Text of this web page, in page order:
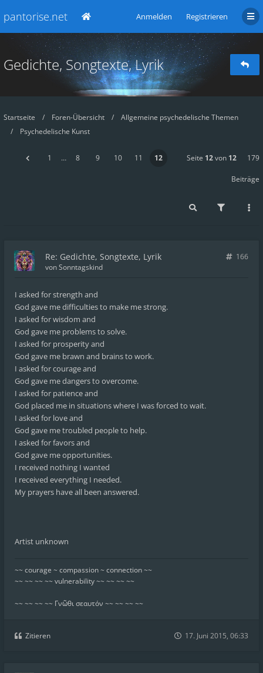
pantorise.net Anmelden Registrieren
Gedichte, Songtexte, Lyrik
Startseite Foren-Übersicht
Allgemeine psychedelische Themen
Psychedelische Kunst
1 … 8 9 10 11 12 Seite 12von 12 179
Beiträge
Re: Gedichte, Songtexte, Lyrik
166
vonSonntagskind
I asked for strength and
God gave me difficulties to make me strong.
I asked for wisdom and
God gave me problems to solve.
I asked for prosperity and
God gave me brawn and brains to work.
I asked for courage and
God gave me dangers to overcome.
I asked for patience and
God placed me in situations where I was forced to wait.
I asked for love and
God gave me troubled people to help.
I asked for favors and
God gave me opportunities.
I received nothing I wanted
I received everything I needed.
My prayers have all been answered.
Artist unknown
~~ courage ~ compassion ~ connection ~~
~~ ~~ ~~ ~~ vulnerability ~~ ~~ ~~ ~~
~~ ~~ ~~ ~~ Γνῶθι σεαυτόν ~~ ~~ ~~ ~~
Zitieren 17. Juni 2015, 06:33